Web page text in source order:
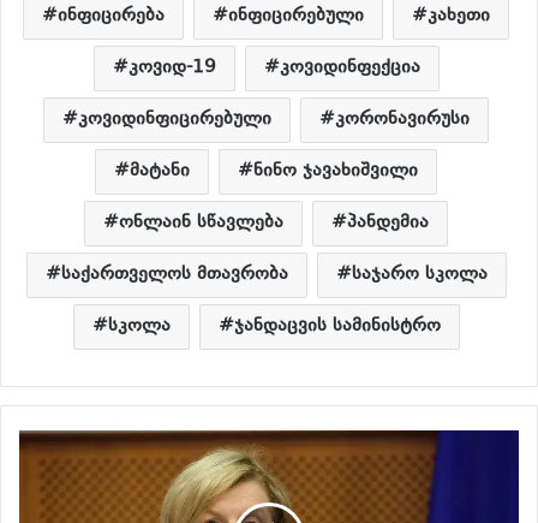
ინფიცირება ინფიცირებული
კახეთი
კოვიდ-19
კოვიდინფექცია
კოვიდინფიცირებული
კორონავირუსი
მატანი
ნინო ჯავახიშვილი
ონლაინ სწავლება
პანდემია
საქართველოს მთავრობა
საჯარო სკოლა
სკოლა
ჯანდაცვის სამინისტრო